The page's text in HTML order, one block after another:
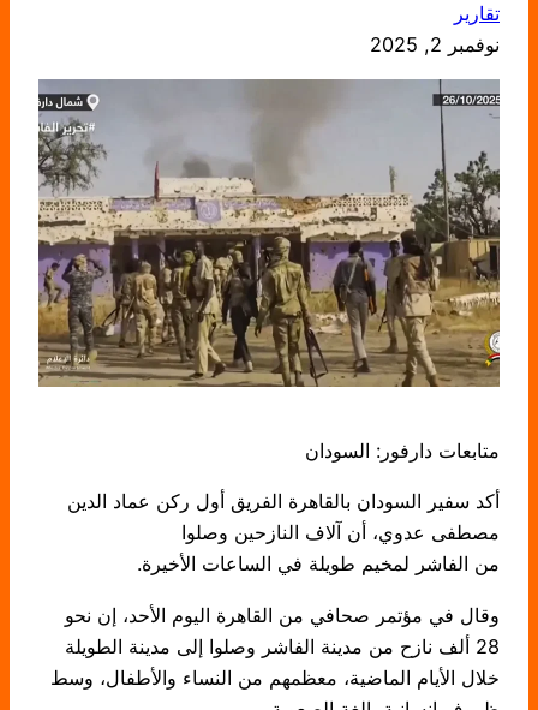
تقارير
نوفمبر 2, 2025
متابعات دارفور: السودان
أكد سفير السودان بالقاهرة الفريق أول ركن عماد الدين
مصطفى عدوي، أن آلاف النازحين وصلوا
من الفاشر لمخيم طويلة في الساعات الأخيرة.
وقال في مؤتمر صحافي من القاهرة اليوم الأحد، إن نحو
28 ألف نازح من مدينة الفاشر وصلوا إلى مدينة الطويلة
خلال الأيام الماضية، معظمهم من النساء والأطفال، وسط